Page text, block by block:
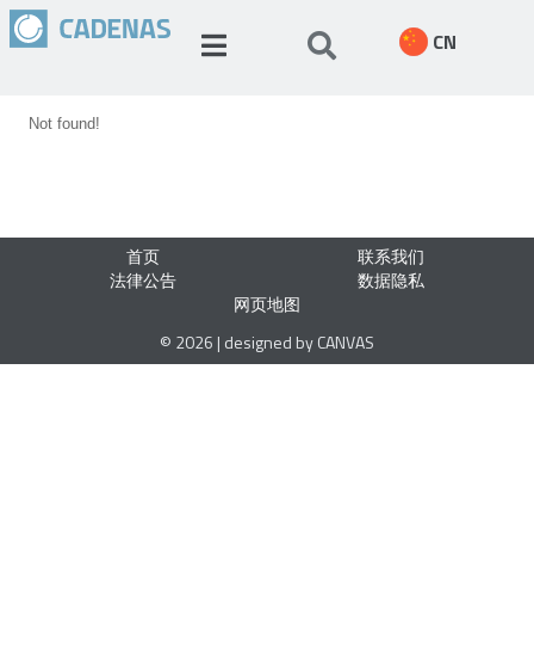
CN
Not found!
首页
联系我们
法律公告
数据隐私
网页地图
© 2026 | designed by CANVAS